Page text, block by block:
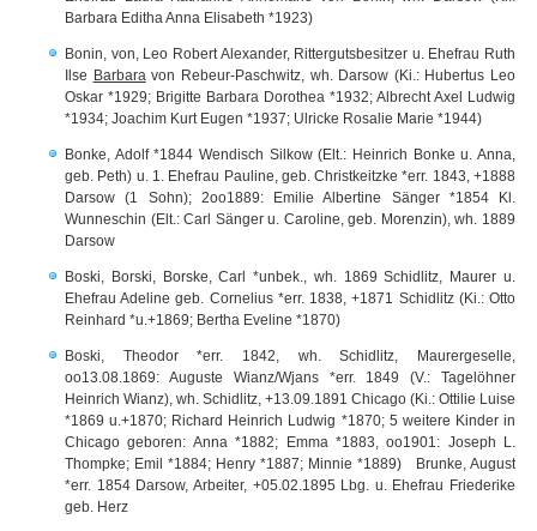
Barbara Editha Anna Elisabeth *1923)
Bonin, von, Leo Robert Alexander, Rittergutsbesitzer u. Ehefrau Ruth
Ilse Barbaravon Rebeur-Paschwitz, wh. Darsow (Ki.: Hubertus Leo
Oskar *1929; Brigitte Barbara Dorothea *1932; Albrecht Axel Ludwig
*1934; Joachim Kurt Eugen *1937; Ulricke Rosalie Marie *1944)
Bonke, Adolf *1844 Wendisch Silkow (Elt.: Heinrich Bonke u. Anna,
geb. Peth) u. 1. Ehefrau Pauline, geb. Christkeitzke *err. 1843, +1888
Darsow (1 Sohn); 2oo1889: Emilie Albertine Sänger *1854 Kl.
Wunneschin (Elt.: Carl Sänger u. Caroline, geb. Morenzin), wh. 1889
Darsow
Boski, Borski, Borske, Carl *unbek., wh. 1869 Schidlitz, Maurer u.
Ehefrau Adeline geb. Cornelius *err. 1838, +1871 Schidlitz (Ki.: Otto
Reinhard *u.+1869; Bertha Eveline *1870)
Boski, Theodor *err. 1842, wh. Schidlitz, Maurergeselle,
oo13.08.1869: Auguste Wianz/Wjans *err. 1849 (V.: Tagelöhner
Heinrich Wianz), wh. Schidlitz, +13.09.1891 Chicago (Ki.: Ottilie Luise
*1869 u.+1870; Richard Heinrich Ludwig *1870; 5 weitere Kinder in
Chicago geboren: Anna *1882; Emma *1883, oo1901: Joseph L.
Thompke; Emil *1884; Henry *1887; Minnie *1889) Brunke, August
*err. 1854 Darsow, Arbeiter, +05.02.1895 Lbg. u. Ehefrau Friederike
geb. Herz